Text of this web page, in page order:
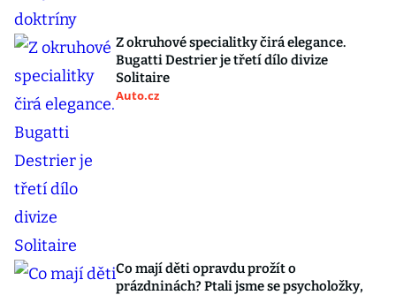
Z okruhové specialitky čirá elegance.
Bugatti Destrier je třetí dílo divize
Solitaire
Auto.cz
Co mají děti opravdu prožít o
prázdninách? Ptali jsme se psycholožky,